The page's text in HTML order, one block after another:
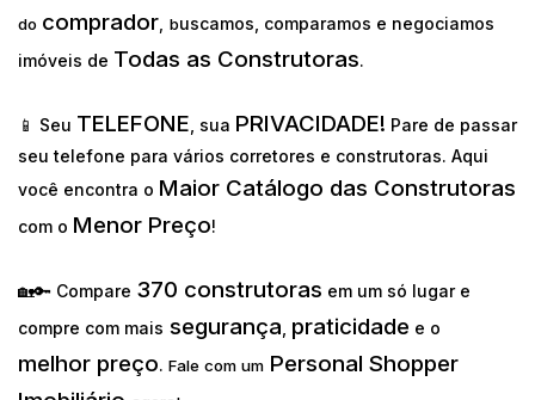
do comprador, buscamos, comparamos e negociamos
imóveis de Todas as Construtoras.
📱 Seu TELEFONE , sua PRIVACIDADE! Pare de passar
seu telefone para vários corretores e construtoras. Aqui
você encontra o Maior Catálogo das Construtoras
com o Menor Preço!
🏡🔑 Compare 370 construtoras em um só lugar e
compre com mais segurança praticidade e o
melhor preço. Fale com um Personal Shopper